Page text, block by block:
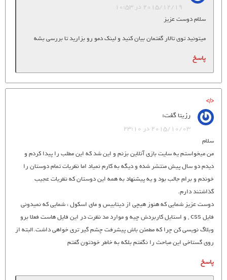
2015/12/19 در 10:53
سلام دوست عزیز
میتونید توی تالار گفتمان بیان کنید و لینک دمو رو بزارید تا بررسی بشه
پاسخ
رزیتاگفت:
2015/10/03 در 23:10
سلام
من میخواستم یه سایت بازی آنلاین بزنم و این شد که این مطلب را پیدا کردم و
دیدم دو سال پیش منتشر شده و دیگه به کارم نمیاد اما نظریات تمام دوستان را
خوندم و برام جالب بود و یه پیشنهاد به همه این دوستان که نظریات عجیب
گذاشتند دارم.
دوست عزیز شمایی که هنوز هیچی از دیتابیس و مای اسکول ، شمایی که نمیدونی
فایل css , و استایل کاربردش چیه و موارد مد نظرت در این فایل هاست فعلا برو
وبلاگ نویسی کن چرا که مطمئن باش پیشرفت چشم گیر تری خواهی داشت.البته از
روی گستاخی این مباحث را نگفتم بلکه به خاطر خودتون گفتم
پاسخ